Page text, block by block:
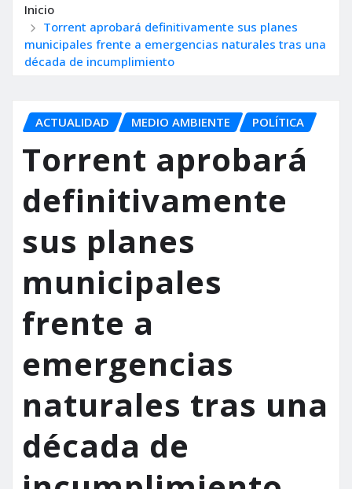
Inicio
Torrent aprobará definitivamente sus planes
municipales frente a emergencias naturales tras una
década de incumplimiento
ACTUALIDAD MEDIO AMBIENTE POLÍTICA
Torrent aprobará
definitivamente
sus planes
municipales
frente a
emergencias
naturales tras una
década de